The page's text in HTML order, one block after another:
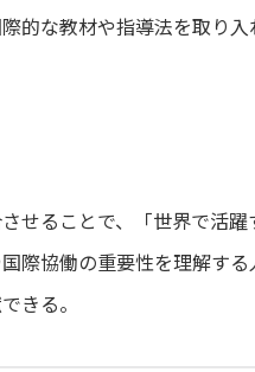
的な教材や指導法を取り入
せることで、「世界で活
際協働の重要性を理解す
きる。